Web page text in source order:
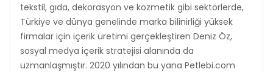
tekstil, gıda, dekorasyon ve kozmetik gibi sektörlerde,
Türkiye ve dünya genelinde marka bilinirliği yüksek
firmalar için içerik üretimi gerçekleştiren Deniz Öz,
sosyal medya içerik stratejisi alanında da
uzmanlaşmıştır. 2020 yılından bu yana Petlebi.com